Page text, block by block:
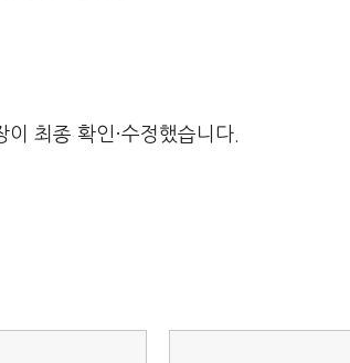
최종 확인·수정했습니다.